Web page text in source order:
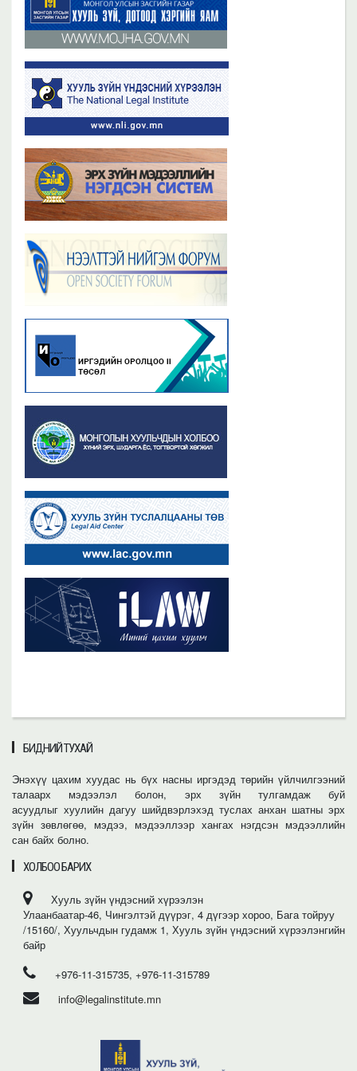
БИДНИЙ ТУХАЙ
Энэхүү цахим хуудас нь бүх насны иргэдэд төрийн үйлчилгээний
талаарх мэдээлэл болон, эрх зүйн тулгамдаж буй
асуудлыг хуулийн дагуу шийдвэрлэхэд туслах анхан шатны эрх
зүйн зөвлөгөө, мэдээ, мэдээллээр хангах нэгдсэн мэдээллийн
сан байх болно.
ХОЛБОО БАРИХ
Хууль зүйн үндэсний хүрээлэн
Улаанбаатар-46, Чингэлтэй дүүрэг, 4 дүгээр хороо, Бага тойруу
/15160/, Хуульчдын гудамж 1, Хууль зүйн үндэсний хүрээлэнгийн
байр
+976-11-315735, +976-11-315789
info@legalinstitute.mn